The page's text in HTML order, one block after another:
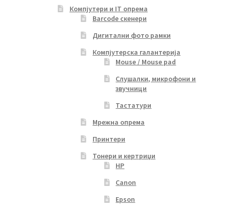
Компјутери и IT опрема
Barcode скенери
Дигитални фото рамки
Компјутерска галантерија
Mouse / Mouse pad
Слушалки, микрофони и
звучници
Тастатури
Мрежна опрема
Принтери
Тонери и кертриџи
HP
Canon
Epson